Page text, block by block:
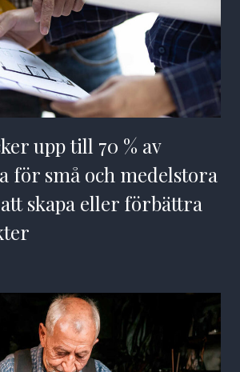
upp till 70 % av
för små och medelstora
skapa eller förbättra